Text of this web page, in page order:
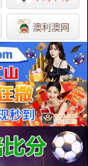
澳利澳网